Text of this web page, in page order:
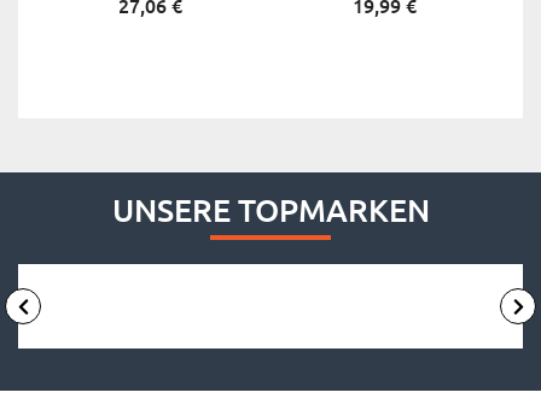
27,06€ 19,99€
UNSERE TOPMARKEN